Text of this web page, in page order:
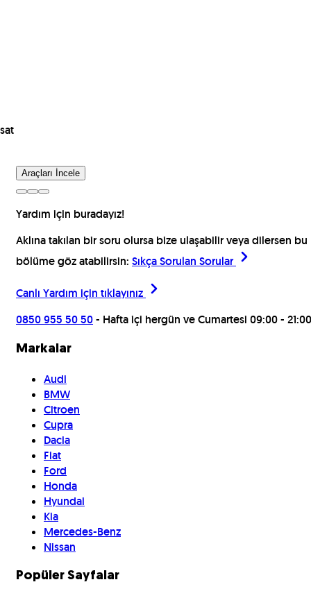
Araçları İncele
Yardım için buradayız!
Aklına takılan bir soru olursa bize ulaşabilir veya dilersen bu
bölüme göz atabilirsin: Sıkça Sorulan Sorular
Canlı Yardım için tıklayınız
0850 955 50 50- Hafta içi hergün ve Cumartesi 09:00 - 21:00
Markalar
Audi
BMW
Citroen
Cupra
Dacia
Fiat
Ford
Honda
Hyundai
Kia
Mercedes-Benz
Nissan
Popüler Sayfalar